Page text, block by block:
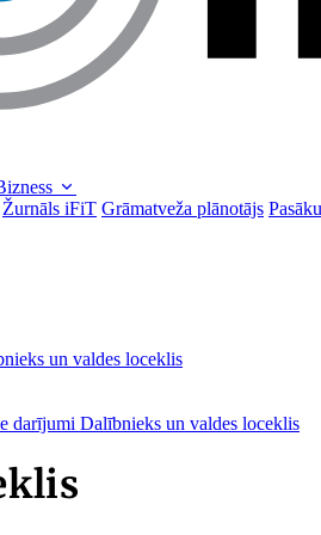
Žurnāls iFiT Grāmatveža plānotājs
un valdes loceklis
darījumi Dalībnieks un valdes loceklis